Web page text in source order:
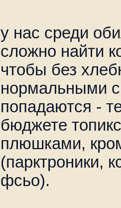
у нас среди
сложно найти
чтобы без
нормальными
попадаются -
бюджете
плюшками,
(парктроники,
фсьо).